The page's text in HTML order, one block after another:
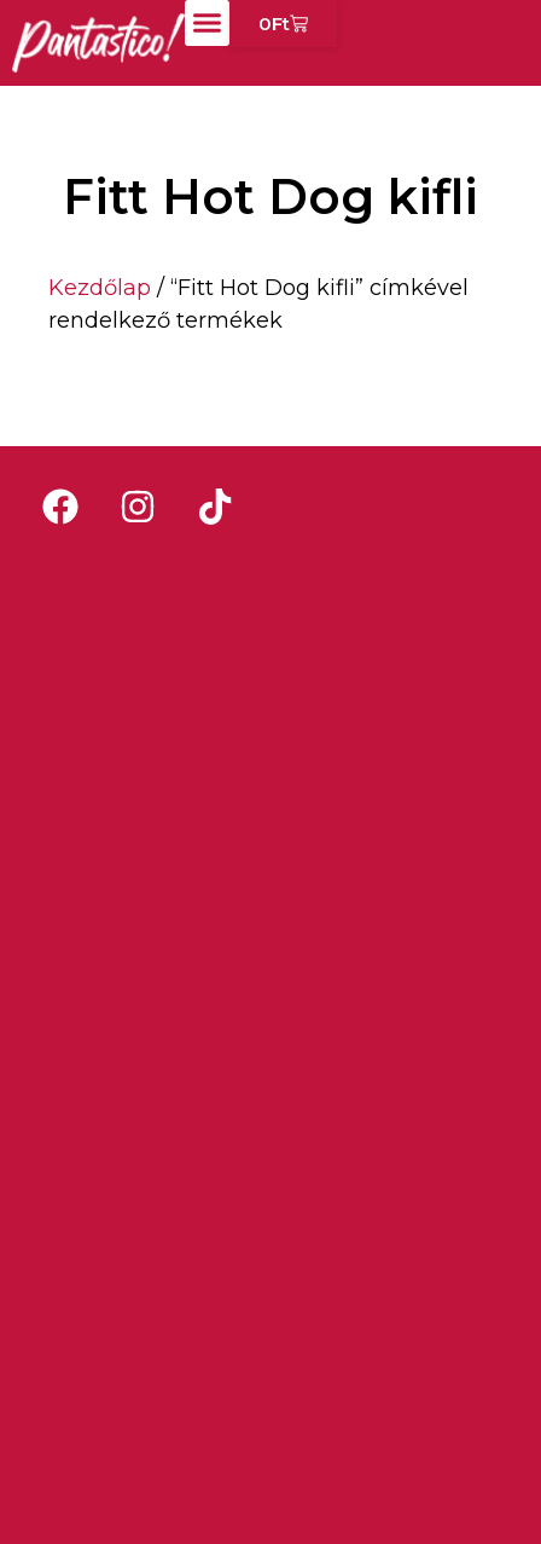
0Ft
Fitt Hot Dog kifli
Kezdőlap / “Fitt Hot Dog kifli” címkével
rendelkező termékek